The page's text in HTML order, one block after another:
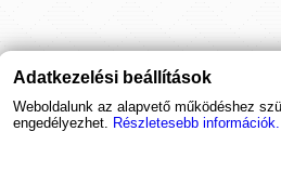
Adatkezelési beállítások
Weboldalunk az alapvető működéshez
engedélyezhet. Részletesebb információk.